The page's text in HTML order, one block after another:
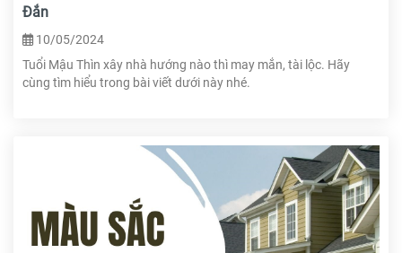
Đắn
10/05/2024
Tuổi Mậu Thìn xây nhà hướng nào thì may mắn, tài lộc. Hãy
cùng tìm hiểu trong bài viết dưới này nhé.